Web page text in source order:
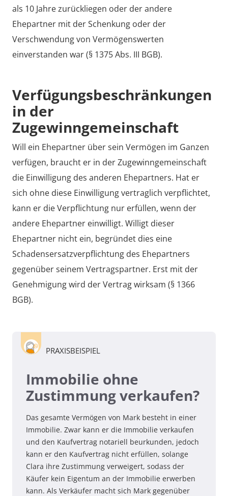
als 10 Jahre zurückliegen oder der andere
Ehepartner mit der Schenkung oder der
Verschwendung von Vermögenswerten
einverstanden war (§ 1375 Abs. III BGB).
Verfügungsbeschränkungen
in der
Zugewinngemeinschaft
Will ein Ehepartner über sein Vermögen im Ganzen
verfügen, braucht er in der Zugewinngemeinschaft
die Einwilligung des anderen Ehepartners. Hat er
sich ohne diese Einwilligung vertraglich verpflichtet,
kann er die Verpflichtung nur erfüllen, wenn der
andere Ehepartner einwilligt. Willigt dieser
Ehepartner nicht ein, begründet dies eine
Schadensersatzverpflichtung des Ehepartners
gegenüber seinem Vertragspartner. Erst mit der
Genehmigung wird der Vertrag wirksam (§ 1366
BGB).
PRAXISBEISPIEL
Immobilie ohne
Zustimmung verkaufen?
Das gesamte Vermögen von Mark besteht in einer
Immobilie. Zwar kann er die Immobilie verkaufen
und den Kaufvertrag notariell beurkunden, jedoch
kann er den Kaufvertrag nicht erfüllen, solange
Clara ihre Zustimmung verweigert, sodass der
Käufer kein Eigentum an der Immobilie erwerben
kann. Als Verkäufer macht sich Mark gegenüber